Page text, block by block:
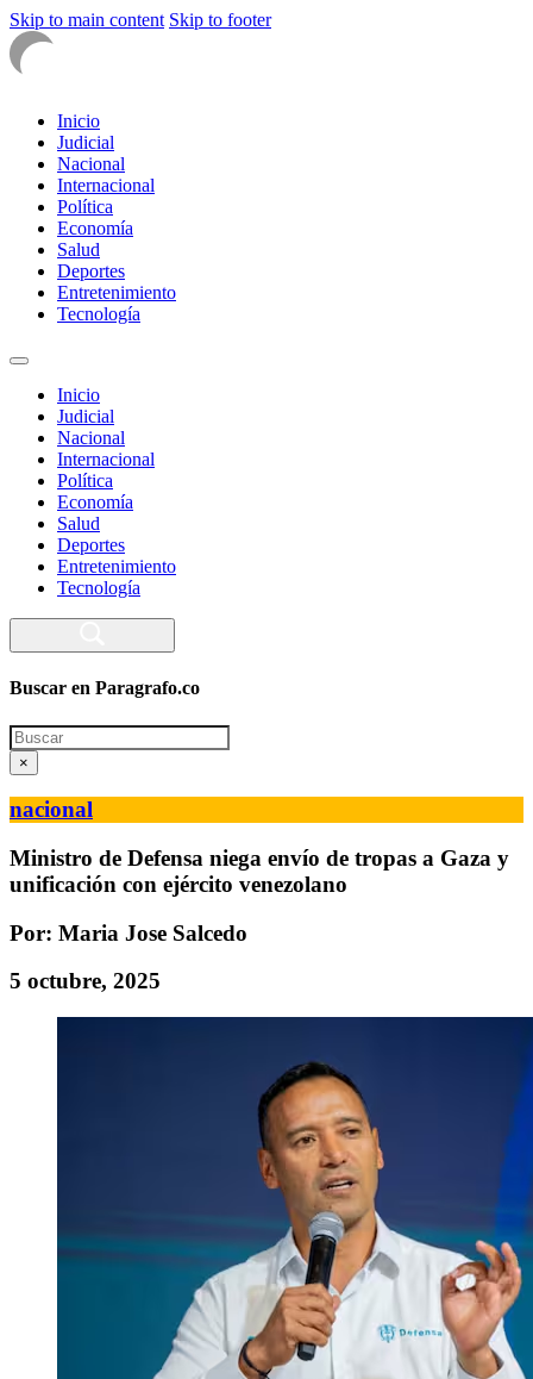
Skip to main content Skip to footer
Inicio
Judicial
Nacional
Internacional
Política
Economía
Salud
Deportes
Entretenimiento
Tecnología
Inicio
Judicial
Nacional
Internacional
Política
Economía
Salud
Deportes
Entretenimiento
Tecnología
Buscar en Paragrafo.co
Search
×
nacional
Ministro de Defensa niega envío de tropas a Gaza y
unificación con ejército venezolano
Por: Maria Jose Salcedo
5 octubre, 2025